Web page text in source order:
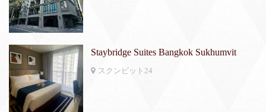
Staybridge Suites Bangkok Sukhumvit
スクンビット24